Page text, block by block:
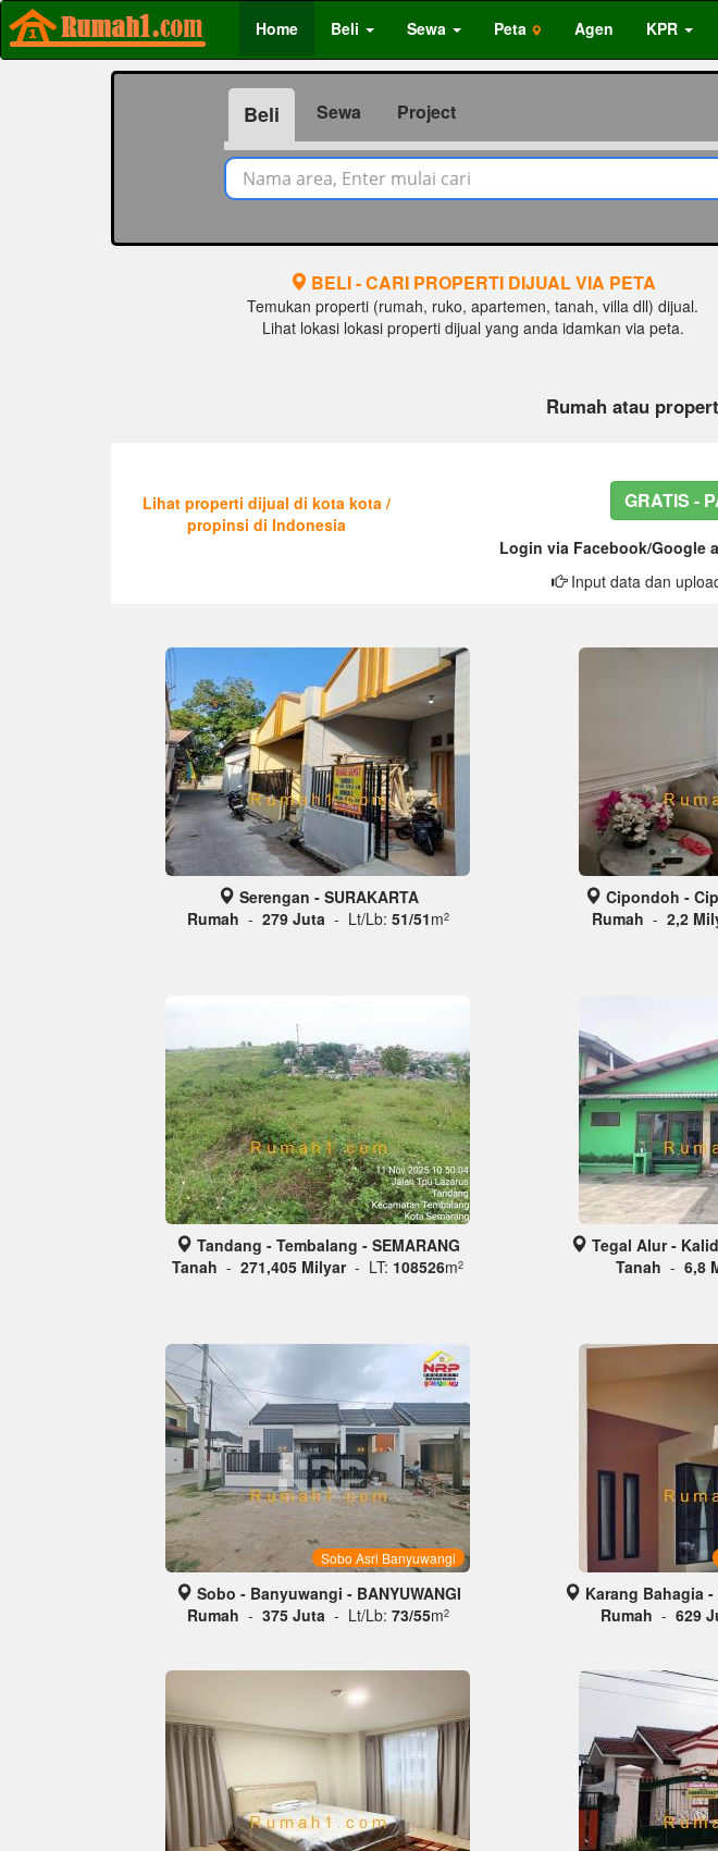
Home Beli Sewa Peta Agen KPR
Beli Sewa Project
BELI - CARI PROPERTI DIJUAL VIA PETA
Temukan properti (rumah, ruko, apartemen, tanah, villa dll) dijual.
Lihat lokasi lokasi properti dijual yang anda idamkan via peta.
Rumah atau
Lihat properti dijual di kota kota /
propinsi di Indonesia
GRATIS -
Login via Facebook/Google
Input data dan
Serengan - SURAKARTA
Rumah - 279 Juta - Lt/Lb: 51/51m2
Cipondoh -
Rumah - 2,2
Tandang - Tembalang - SEMARANG
Tanah - 271,405 Milyar - LT: 108526m2
Tegal Alur -
Tanah - 6,8
Sobo Asri Banyuwangi
Sobo - Banyuwangi - BANYUWANGI
Rumah - 375 Juta - Lt/Lb: 73/55m2
Karang Bahagia
Rumah - 629